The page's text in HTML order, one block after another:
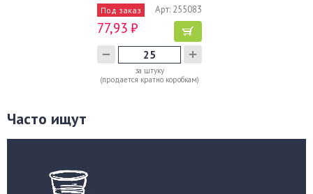
с…
Под заказ Арт: 255083
77,93 ₽
за штуку
(продается кратно коробкам)
Часто ищут